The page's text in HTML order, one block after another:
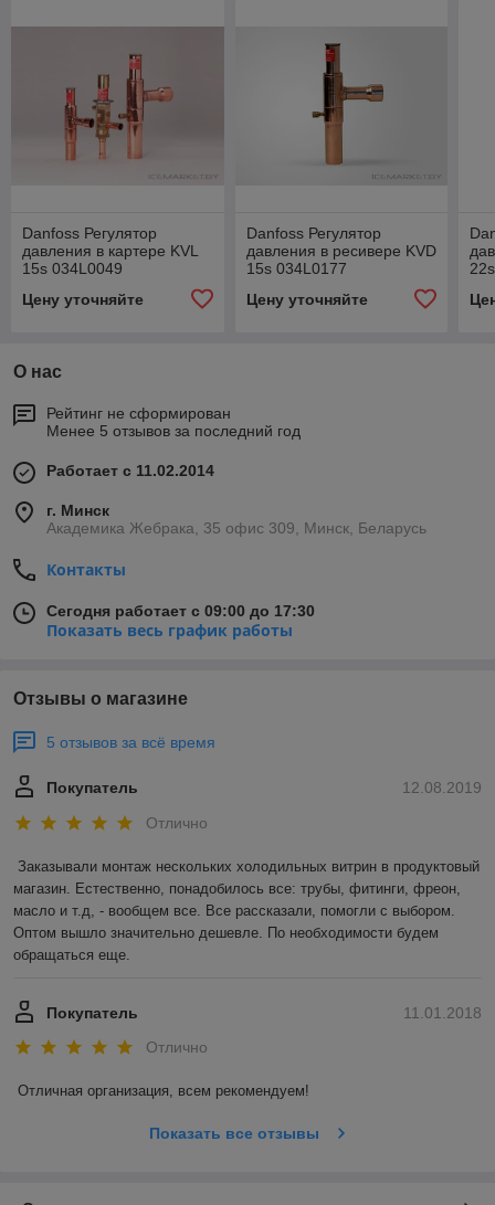
Danfoss Регулятор
давления в картере KVL
15s 034L0049
Цену уточняйте
Danfoss Регулятор
давления в ресивере KVD
15s 034L0177
Цену уточняйте
О нас
Рейтинг не сформирован
Менее 5 отзывов за последний год
Работает с 11.02.2014
г. Минск
Академика Жебрака, 35 офис 309, Минск, Беларусь
Контакты
Сегодня работает с 09:00 до 17:30
Показать весь график работы
Отзывы о магазине
5 отзывов за всё время
12.08.2019
Покупатель
Отлично
Заказывали монтаж нескольких холодильных витрин в продуктовый
магазин. Естественно, понадобилось все: трубы, фитинги, фреон,
масло и т.д, - вообщем все. Все рассказали, помогли с выбором.
Оптом вышло значительно дешевле. По необходимости будем
обращаться еще.
11.01.2018
Покупатель
Отлично
Отличная организация, всем рекомендуем!
Показать все отзывы